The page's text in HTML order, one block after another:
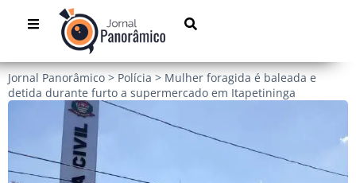
Jornal Panorâmico > Polícia > Mulher foragida é baleada e
detida durante furto a supermercado em Itapetininga